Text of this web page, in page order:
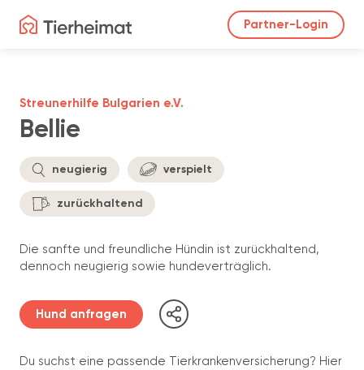
Partner-Login
Bellie
Streunerhilfe Bulgarien e.V.
neugierig verspielt
zurückhaltend
Die sanfte und freundliche Hündin ist zurückhaltend,
dennoch neugierig sowie hundeverträglich.
Hund anfragen
Du suchst eine passende Tierkrankenversicherung? Hier